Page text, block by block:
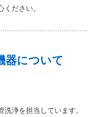
ださい。
器について
浄を担当しています。